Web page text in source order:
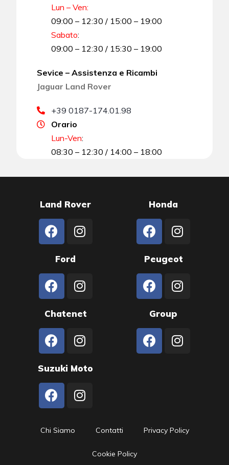
Lun – Ven:
09:00 – 12:30 / 15:00 – 19:00
Sabato:
09:00 – 12:30 / 15:30 – 19:00
Sevice – Assistenza e Ricambi
Jaguar Land Rover
+39 0187-174.01.98
Orario
Lun-Ven:
08:30 – 12:30 / 14:00 – 18:00
Land Rover Honda
Ford Peugeot
Chatenet Group
Suzuki Moto
Chi Siamo Contatti Privacy Policy
Cookie Policy